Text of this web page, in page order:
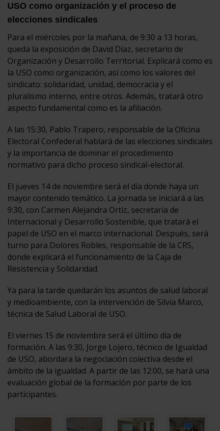
USO como organización y el proceso de
elecciones sindicales
Para el miércoles por la mañana, de 9:30 a 13 horas,
queda la exposición de David Díaz, secretario de
Organización y Desarrollo Territorial. Explicará como es
la USO como organización, así como los valores del
sindicato: solidaridad, unidad, democracia y el
pluralismo interno, entre otros. Además, tratará otro
aspecto fundamental como es la afiliación.
A las 15:30, Pablo Trapero, responsable de la Oficina
Electoral Confederal hablará de las elecciones sindicales
y la importancia de dominar el procedimiento
normativo para dicho proceso sindical-electoral.
El jueves 14 de noviembre será el día donde haya un
mayor contenido temático. La jornada se iniciará a las
9:30, con Carmen Alejandra Ortiz, secretaria de
Internacional y Desarrollo Sostenible, que tratará el
papel de USO en el marco internacional. Después, será
turno para Dolores Robles, responsable de la CRS,
donde explicará el funcionamiento de la Caja de
Resistencia y Solidaridad.
Ya para la tarde quedarán los asuntos de salud laboral
y medioambiente, con la intervención de Silvia Marco,
técnica de Salud Laboral de USO.
El viernes 15 de noviembre será el último día de
formación. A las 9:30, Jorge Lojero, técnico de Igualdad
de USO, abordara la negociación colectiva desde el
ámbito de la igualdad. A partir de las 12:00, se hará una
evaluación global de la formación por parte de los
participantes.